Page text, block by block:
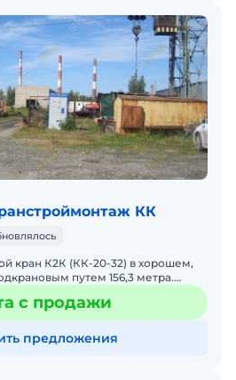
КК
кран К2К (КК-20-32) в хорошем,
путем 156,3 метра.
Год изготовления: 1964.
с продажи
предложения